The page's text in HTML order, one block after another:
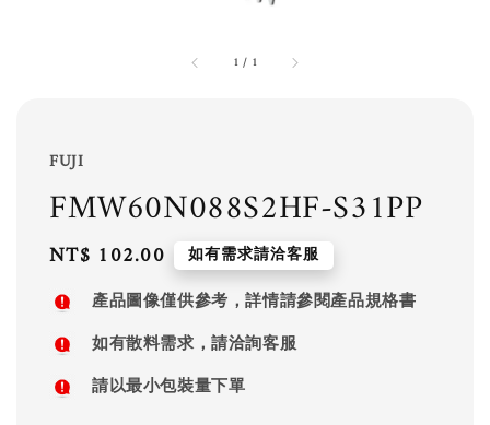
1 / 1
FUJI
FMW60N088S2HF-S31PP
Regular
price
NT$ 102.00 如有需求請洽客服
產品圖像僅供參考，詳情請參閱產品規格書
如有散料需求，請洽詢客服
請以最小包裝量下單